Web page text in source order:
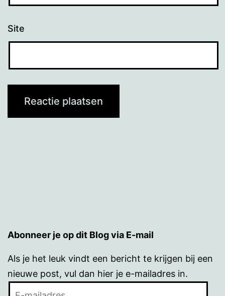
Site
Abonneer je op dit Blog via E-mail
Als je het leuk vindt een bericht te krijgen bij een
nieuwe post, vul dan hier je e-mailadres in.